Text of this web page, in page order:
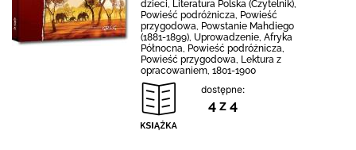
dzieci, Literatura Polska (Czytelnik),
Powieść podróżnicza, Powieść
przygodowa, Powstanie Mahdiego
(1881-1899), Uprowadzenie, Afryka
Północna, Powieść podróżnicza,
Powieść przygodowa, Lektura z
opracowaniem, 1801-1900
dostępne:
4 z 4